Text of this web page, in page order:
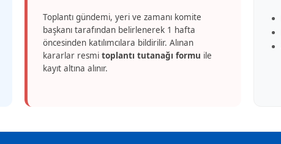
Toplantı gündemi, yeri ve zamanı komite
başkanı tarafından belirlenerek 1 hafta
öncesinden katılımcılara bildirilir. Alınan
kararlar resmitoplantı tutanağı formu ile
kayıt altına alınır.